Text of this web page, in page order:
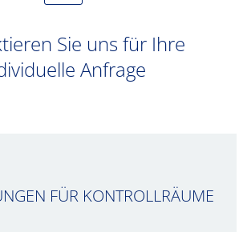
Sie uns für Ihre
Anfrage
FÜR KONTROLLRÄUME